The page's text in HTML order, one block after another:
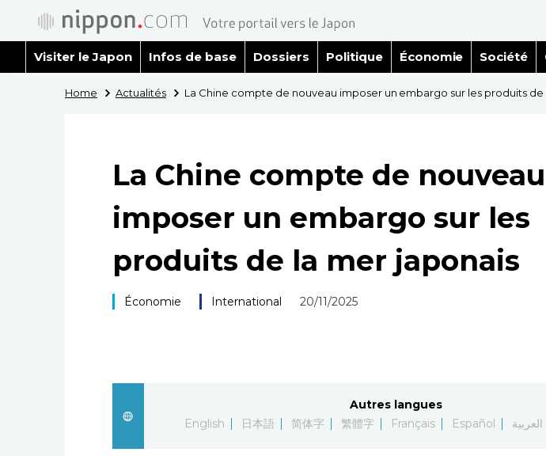
Visiter le Japon Infos de base Dossiers Politique Économie Société
Home Actualités La Chine compte de nouveau imposer un embargo sur les produits de
La Chine compte de nouveau
imposer un embargo sur les
produits de la mer japonais
Économie International 20/11/2025
Autres langues
English
日本語 简体字 繁體字 Français Español العربية